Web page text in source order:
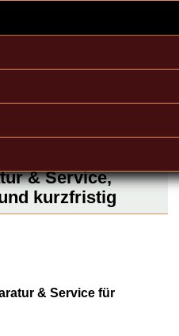
& Service,
kurzfristig
& Service für